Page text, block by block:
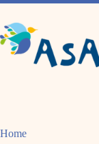
Pular
o
conteúdo
Home